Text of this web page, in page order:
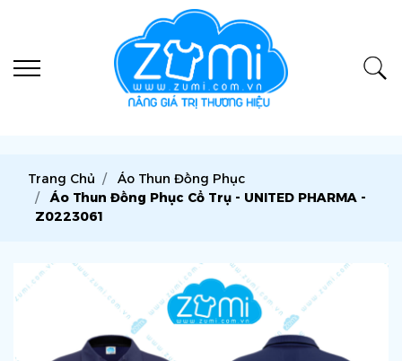
Trang Chủ
Áo Thun Đồng Phục
Áo Thun Đồng Phục Cổ Trụ - UNITED PHARMA -
Z0223061